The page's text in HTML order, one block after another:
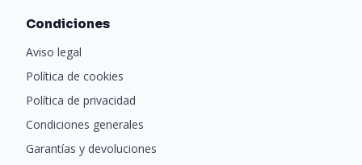
Condiciones
Aviso legal
Política de cookies
Política de privacidad
Condiciones generales
Garantías y devoluciones